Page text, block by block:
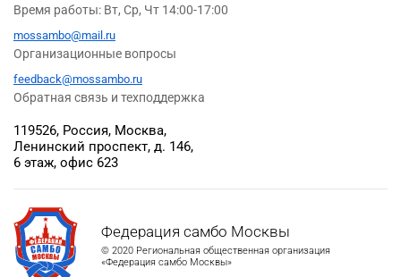
Федерация самбо Москвы
© 2020 Региональная общественная организация
«Федерация самбо Москвы»
119526, Россия, Москва,
Ленинский проспект, д. 146,
6 этаж, офис 623
Время работы: Вт, Ср, Чт 14:00-17:00
mossambo@mail.ru
Организационные вопросы
feedback@mossambo.ru
Обратная связь и техподдержка